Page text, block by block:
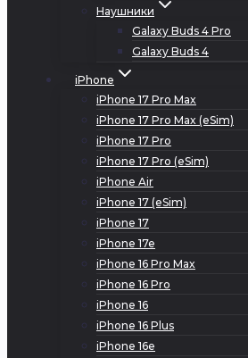
Наушники
Galaxy Buds 4 Pro
Galaxy Buds 4
iPhone
iPhone 17 Pro Max
iPhone 17 Pro Max (eSim)
iPhone 17 Pro
iPhone 17 Pro (eSim)
iPhone Air
iPhone 17 (eSim)
iPhone 17
iPhone 17e
iPhone 16 Pro Max
iPhone 16 Pro
iPhone 16
iPhone 16 Plus
iPhone 16e